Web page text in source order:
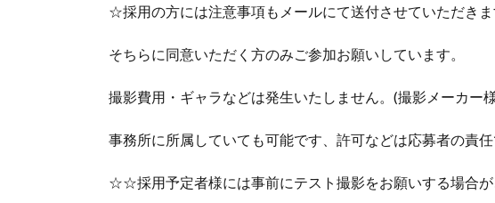
☆採用の方には注意事項もメールにて送付させていただきま
そちらに同意いただく方のみご参加お願いしています。
撮影費用・ギャラなどは発生いたしません。(撮影メーカー
事務所に所属していても可能です、許可などは応募者の責任
☆☆採用予定者様には事前にテスト撮影をお願いする場合が